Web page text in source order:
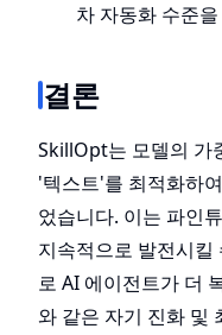
차 자동화 수준
결론
SkillOpt는 모델의 가
'텍스트'를 최적화하
었습니다. 이는 파인
지속적으로 발전시
로 AI 에이전트가 더
와 같은 자기 진화 및